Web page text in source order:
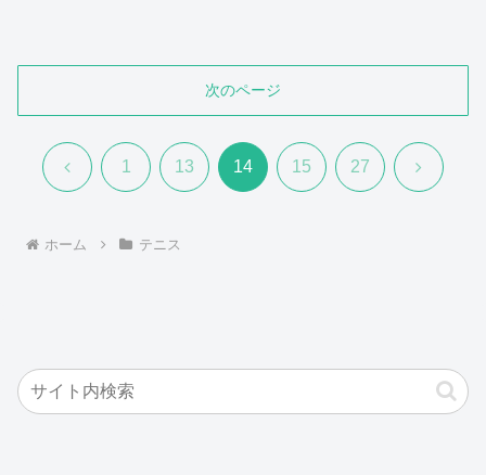
次のページ
前 1 13 14 15 27 次
ホーム テニス